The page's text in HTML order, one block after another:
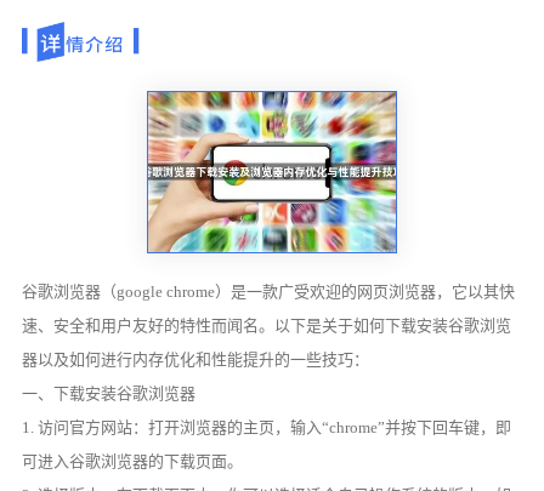
谷歌浏览器（google chrome）是一款广受欢迎的网页浏览器，它以其快
速、安全和用户友好的特性而闻名。以下是关于如何下载安装谷歌浏览
器以及如何进行内存优化和性能提升的一些技巧：
一、下载安装谷歌浏览器
1. 访问官方网站：打开浏览器的主页，输入“chrome”并按下回车键，即
可进入谷歌浏览器的下载页面。